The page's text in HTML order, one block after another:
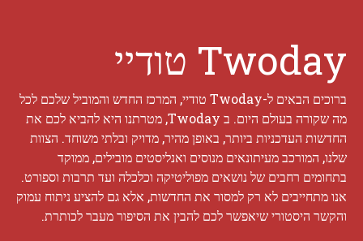
Twoday טודיי
ברוכים הבאים ל-Twoday טודיי, המרכז החדש והמוביל שלכם לכל
מה שקורה בעולם היום. ב Twoday, מטרתנו היא להביא לכם את
החדשות העדכניות ביותר, באופן מהיר, מדויק ובלתי משוחד. הצוות
שלנו, המורכב מעיתונאים מנוסים ואנליסטים מובילים, ממוקד
בתחומים רחבים של נושאים מפוליטיקה וכלכלה ועד תרבות וספורט.
אנו מתחייבים לא רק למסור את החדשות, אלא גם להציע ניתוח עמוק
והקשר היסטורי שיאפשר לכם להבין את הסיפור מעבר לכותרת.